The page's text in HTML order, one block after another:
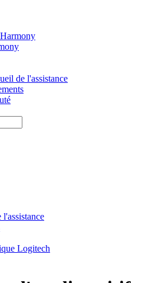
de l'assistance
l'assistance
Logitech